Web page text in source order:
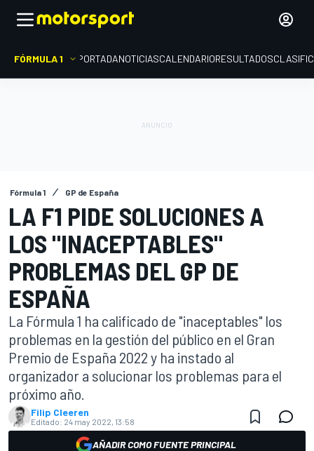
FÓRMULA 1 PORTADANOTICIASCALENDARIORESULTADOS
Fórmula 1 GP de España
LA F1 PIDE SOLUCIONES A
LOS "INACEPTABLES"
PROBLEMAS DEL GP DE
ESPAÑA
La Fórmula 1 ha calificado de "inaceptables" los
problemas en la gestión del público en el Gran
Premio de España 2022 y ha instado al
organizador a solucionar los problemas para el
próximo año.
Filip Cleeren
Editado: 24 may 2022, 13:58
AÑADIR COMO FUENTE PRINCIPAL